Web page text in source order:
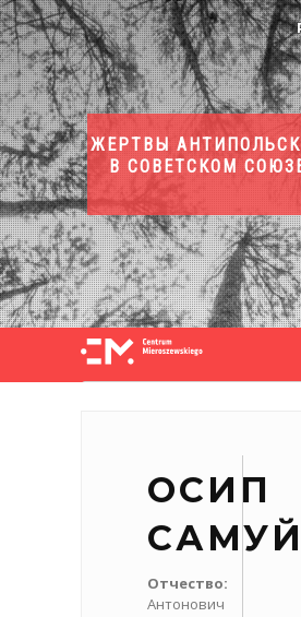
ЖЕРТВЫ
В СОВЕТСКОМ
ОСИП
Отчество:
Антонович